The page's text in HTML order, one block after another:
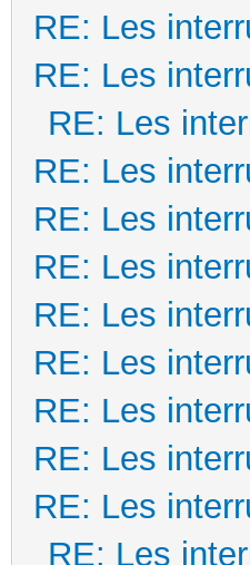
RE: Les
RE: Les
RE: Les
RE: Les
RE: Les
RE: Les
RE: Les
RE: Les
RE: Les
RE: Les
RE: Les
RE: Les